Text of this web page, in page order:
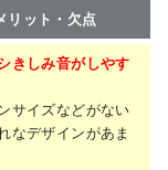
リット・欠点
きしみ音がしやす
サイズなどがない
なデザインがあま